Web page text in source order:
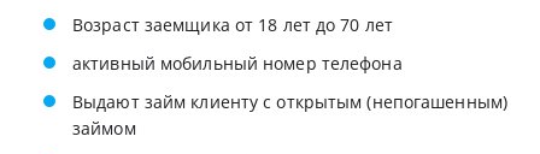
Возраст заемщика от 18 лет до 70 лет
активный мобильный номер телефона
Выдают займ клиенту с открытым (непогашенным)
займом